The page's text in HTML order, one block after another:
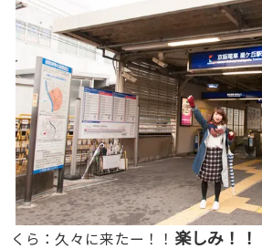
くら：久々に来たー！！ 楽しみ！！